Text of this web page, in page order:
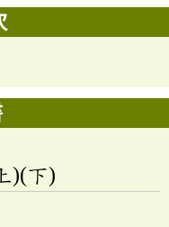
)(下)